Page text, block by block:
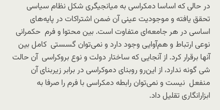
در حالی که اساسا دمکراسی به میانجیگری شکل نظام سیاسی
تحقق یافته و موجودیت عینی آن ضمن اشتراکات در پایه‌های
اساسی در هر جامعه‌ای متفاوت است. بین محتوا و فرم حکمرانی
نوعی ارتباط و هم‌آوایی وجود دارد و نمی‌توان گسستی کامل بین
آنها برقرار کرد. از آنجایی‌ که ساختار دولت و نوع بروکراسی آن حالت
شی گونه ندارد، از این‌رو روبنای دموکراسی در برابر زیربنای آن
منفعل نیست و نمی‌توان رابطه دمکراسی با فرم را صرفا به
ابزارانگاری تقلیل داد.